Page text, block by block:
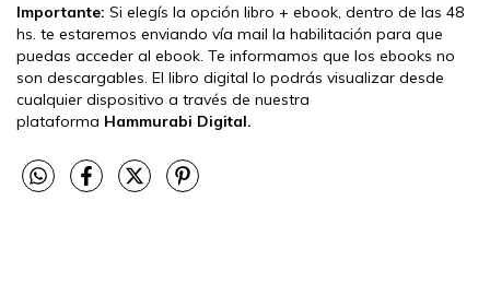
Importante: Si elegís la opción libro + ebook, dentro de las 48
hs. te estaremos enviando vía mail la habilitación para que
puedas acceder al ebook. Te informamos que los ebooks no
son descargables. El libro digital lo podrás visualizar desde
cualquier dispositivo a través de nuestra
plataforma Hammurabi Digital.